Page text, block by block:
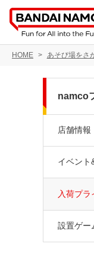
HOME あそび場をさ
namco
店舗情報
イベント
入荷プラ
設置ゲー